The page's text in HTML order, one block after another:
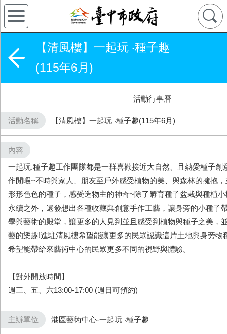
【清風樓】一起玩 ‧種子趣
(115年6月)
活動行事曆
活動名稱 【清風樓】一起玩 ‧種子趣(115年6月)
內容
一起玩.種子趣工作團隊都是一群喜歡接近大自然、且熱愛種子創
作閒暇~不時與家人、朋友至戶外感受植物的美、與森林的擁抱
形形色色的種子，感受造物主的神奇~除了孵育種子盆栽與種植
永續之外，還發想出各種收藏與創意手作工藝，讓身旁的小種子
學與藝術的殿堂，讓更多的人見到並且感受到植物與種子之美，
藝的樂趣!進駐清風樓希望能讓更多的民眾認識這片土地與身旁物
希望能帶給來藝術中心的民眾更多不同的視野與體驗。
【對外開放時間】
週三、五、六13:00-17:00 (週日可預約)
主辦單位 港區藝術中心-一起玩 ‧種子趣